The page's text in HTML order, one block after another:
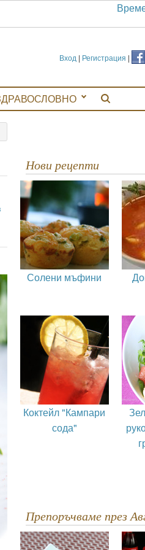
Вход | Регистрация |
Нови рецепти
Солени мъфини
Коктейл "Кампари
сода"
Препоръчваме през